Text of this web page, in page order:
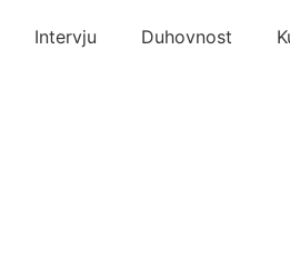
Intervju Duhovnost